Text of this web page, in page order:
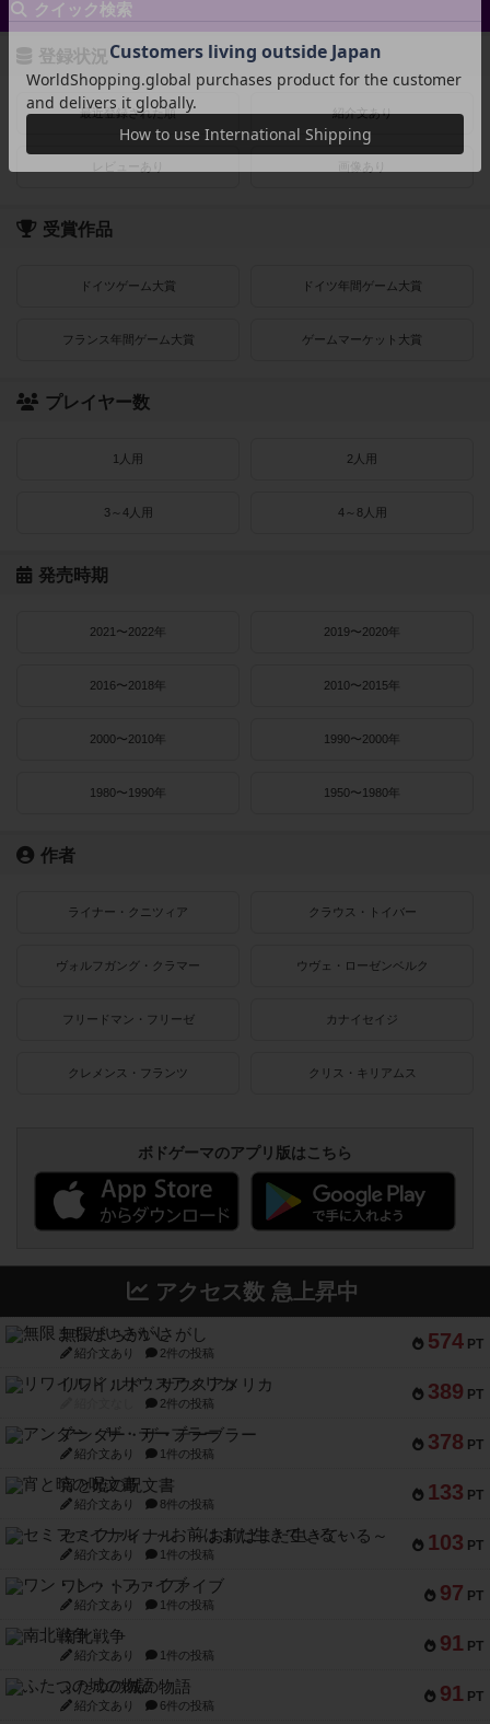
クイック検索
登録状況
最近登録された順 紹介文あり
受賞作品
ドイツゲーム大賞 ドイツ年間ゲーム大賞
フランス年間ゲーム大賞 ゲームマーケット大賞
プレイヤー数
1人用 2人用
3～4人用 4～8人用
発売時期
2021〜2022年 2019〜2020年
2016〜2018年 2010〜2015年
2000〜2010年 1990〜2000年
1980〜1990年 1950〜1980年
作者
ライナー・クニツィア クラウス・トイバー
ヴォルフガング・クラマー ウヴェ・ローゼンベルク
フリードマン・フリーゼ カナイセイジ
クレメンス・フランツ クリス・キリアムス
ボドゲーマのアプリ版はこちら
アクセス数 急上昇中
574 PT
無限まちがいさがし
紹介文あり 2件の投稿
389 PT
リワイルド：サウスアメリカ
2件の投稿
378 PT
アンダー・ザ・テーブラー
紹介文あり 1件の投稿
133 PT
宵と暁の呪文書
紹介文あり 8件の投稿
103 PT
セミファイナル ～お前はまだ生きている～
紹介文あり 1件の投稿
97 PT
ワン・トゥ・ファイブ
紹介文あり 1件の投稿
91 PT
南北戦争
紹介文あり 1件の投稿
91 PT
ふたつの城の物語
紹介文あり 6件の投稿